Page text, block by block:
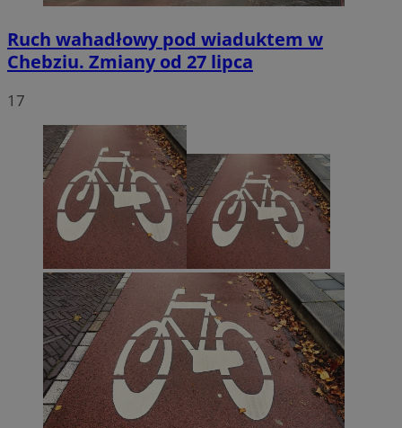
Ruch wahadłowy pod wiaduktem w
Chebziu. Zmiany od 27 lipca
17